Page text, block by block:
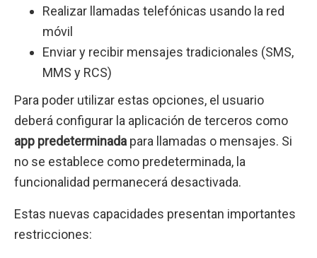
Realizar llamadas telefónicas usando la red
móvil
Enviar y recibir mensajes tradicionales (SMS,
MMS y RCS)
Para poder utilizar estas opciones, el usuario
deberá configurar la aplicación de terceros como
app predeterminada para llamadas o mensajes. Si
no se establece como predeterminada, la
funcionalidad permanecerá desactivada.
Estas nuevas capacidades presentan importantes
restricciones: